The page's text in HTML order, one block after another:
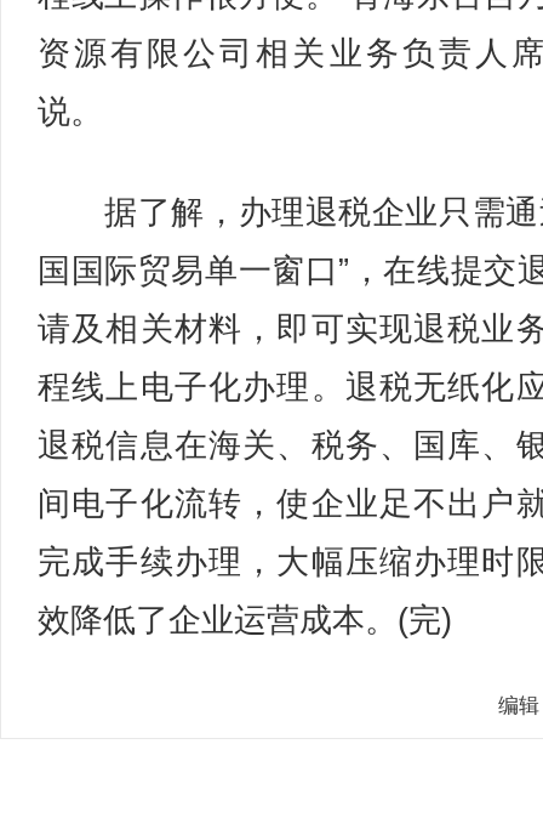
资源有限公司相关业务负责人
说。
据了解，办理退税企业只需通
国国际贸易单一窗口”，在线提交
请及相关材料，即可实现退税业
程线上电子化办理。退税无纸化
退税信息在海关、税务、国库、
间电子化流转，使企业足不出户
完成手续办理，大幅压缩办理时
效降低了企业运营成本。(完)
编